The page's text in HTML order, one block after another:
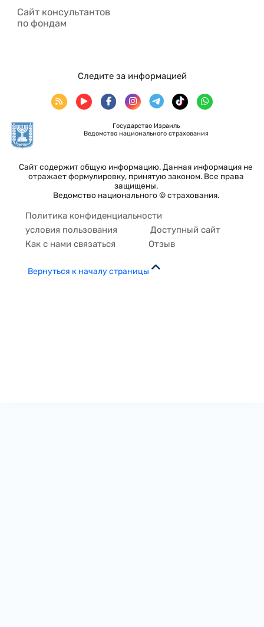
Сайт консультантов
по фондам
Государство Израиль
Ведомство национального страхования
Сайт содержит общую информацию. Данная информация не
отражает формулировку, принятую законом. Все права
защищены.
Ведомство национального © страхования.
Следите за информацией
Политика конфиденциальности
условия пользования
Доступный сайт
Как с нами связаться
Отзыв
Вернуться к началу страницы